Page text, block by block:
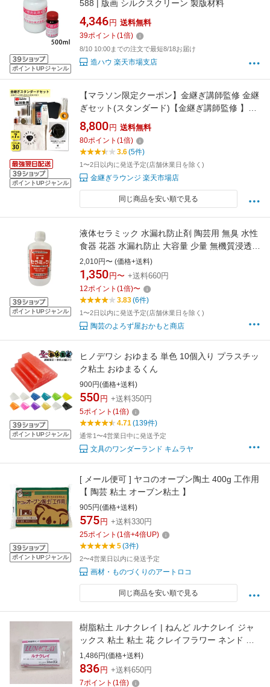
ポイントUPジャンル
588 | 版画 シルクスクリーン 製版材料
4,346 円 送料無料
39ポイント (1倍)
8/10 10:00までの注文で最短8/18お届け
造ハウ 楽天市場支店
ポイントUPジャンル
【マラソン限定クーポン】金継ぎ講師監修 金継
ぎセット(スタンダード)【金継ぎ講師監修 】初
心者向け 金継ぎキット『分かりやすい動画解説
付』 自由研究 初めて 金継ぎセット 陶器 器 お
皿 茶碗 修理 修繕 ヒビ 欠け 割れ プレゼント
8,800 円 送料無料
80ポイント (1倍)
3.6(5件)
1〜2日以内に発送予定(店舗休業日を除く)
金継ぎラウンジ 楽天市場店
同じ商品を安い順で見る
ポイントUPジャンル
液体セラミック 水漏れ防止剤 陶芸用 無臭 水性
食器 花器 水漏れ防止 大容量 少量 無機質浸透
劣化防止 吸水防止コンクリート 陶磁器 石材 防
水 防湿 撥水 耐久
2,010円〜 (価格+送料)
1,350 円〜 +送料660円
12ポイント (1倍)〜
3.83(6件)
1〜2日以内に発送予定(店舗休業日を除く)
陶芸のよろず屋おかもと商店
ポイントUPジャンル
ヒノデワシ おゆまる 単色 10個入り プラスチッ
ク粘土 おゆまるくん
900円(価格+送料)
550 円 +送料350円
5ポイント (1倍)
4.71(139件)
通常1〜4営業日中に発送予定
文具のワンダーランド キムラヤ
ポイントUPジャンル
[ メール便可 ] ヤコのオーブン陶土 400g 工作用
【 陶芸 粘土 オーブン粘土 】
905円(価格+送料)
575 円 +送料330円
25ポイント (1倍+4倍UP)
5(3件)
2〜4営業日以内に発送予定
画材・ものづくりのアートロコ
同じ商品を安い順で見る
樹脂粘土 ルナクレイ | ねんど ルナクレイ ジャ
ックス 粘土 粘土 花 クレイフラワー ネンド ク
レイクラフト
1,486円(価格+送料)
836 円 +送料650円
7ポイント (1倍)